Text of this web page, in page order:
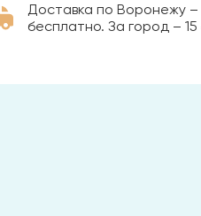
Доставка по Воронежу –
бесплатно. За город –